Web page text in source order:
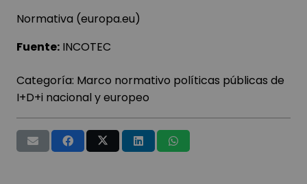
Normativa (europa.eu)
Fuente: INCOTEC
Categoría: Marco normativo políticas públicas de
I+D+i nacional y europeo